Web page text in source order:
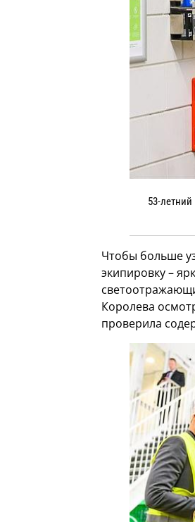
53-
Чтобы больше
экипировку –
Королева
проверила